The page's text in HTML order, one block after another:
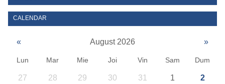
CALENDAR
« August 2026 »
Lun Mar Mie Joi Vin Sam Dum
27 28 29 30 31 1 2